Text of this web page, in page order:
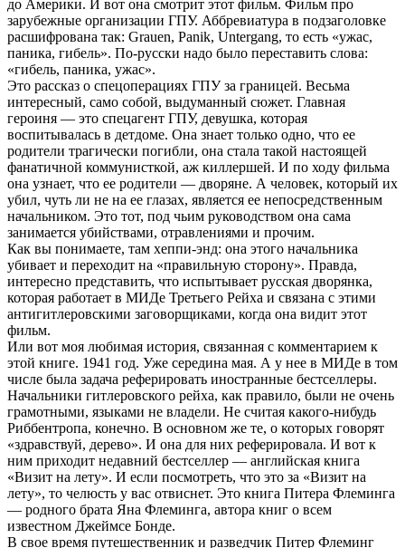
до Америки. И вот она смотрит этот фильм. Фильм про
зарубежные организации ГПУ. Аббревиатура в подзаголовке
расшифрована так: Grauen, Panik, Untergang, то есть «ужас,
паника, гибель». По-русски надо было переставить слова:
«гибель, паника, ужас».
Это рассказ о спецоперациях ГПУ за границей. Весьма
интересный, само собой, выдуманный сюжет. Главная
героиня — это спецагент ГПУ, девушка, которая
воспитывалась в детдоме. Она знает только одно, что ее
родители трагически погибли, она стала такой настоящей
фанатичной коммунисткой, аж киллершей. И по ходу фильма
она узнает, что ее родители — дворяне. А человек, который их
убил, чуть ли не на ее глазах, является ее непосредственным
начальником. Это тот, под чьим руководством она сама
занимается убийствами, отравлениями и прочим.
Как вы понимаете, там хеппи-энд: она этого начальника
убивает и переходит на «правильную сторону». Правда,
интересно представить, что испытывает русская дворянка,
которая работает в МИДе Третьего Рейха и связана с этими
антигитлеровскими заговорщиками, когда она видит этот
фильм.
Или вот моя любимая история, связанная с комментарием к
этой книге. 1941 год. Уже середина мая. А у нее в МИДе в том
числе была задача реферировать иностранные бестселлеры.
Начальники гитлеровского рейха, как правило, были не очень
грамотными, языками не владели. Не считая какого-нибудь
Риббентропа, конечно. В основном же те, о которых говорят
«здравствуй, дерево». И она для них реферировала. И вот к
ним приходит недавний бестселлер — английская книга
«Визит на лету». И если посмотреть, что это за «Визит на
лету», то челюсть у вас отвиснет. Это книга Питера Флеминга
— родного брата Яна Флеминга, автора книг о всем
известном Джеймсе Бонде.
В свое время путешественник и разведчик Питер Флеминг